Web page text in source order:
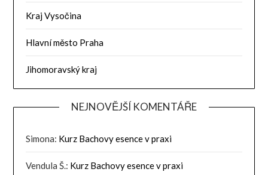
Kraj Vysočina
Hlavní město Praha
Jihomoravský kraj
NEJNOVĚJŠÍ KOMENTÁŘE
Simona: Kurz Bachovy esence v praxi
Vendula Š.: Kurz Bachovy esence v praxi